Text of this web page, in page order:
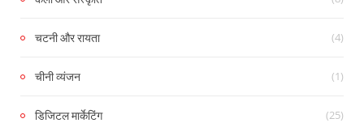
चटनी और रायता (4)
चीनी व्यंजन (1)
डिजिटल मार्केटिंग (25)